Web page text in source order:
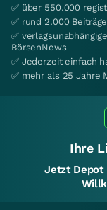
✅ über 550.000
✅ rund 2.000
✅
BörsenNews
✅ Jederzeit einfach
✅ mehr als 25 Jahre
Ihre
Jetzt Depot